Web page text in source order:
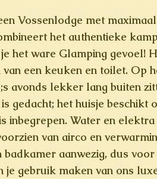
Vossenlodge met maximaal
het authentieke
het ware Glamping gevoel!
een keuken en toilet. Op
avonds lekker lang buiten
gedacht; het huisje beschikt
inbegrepen. Water en elektra
van airco en
badkamer aanwezig, dus
je gebruik maken van ons